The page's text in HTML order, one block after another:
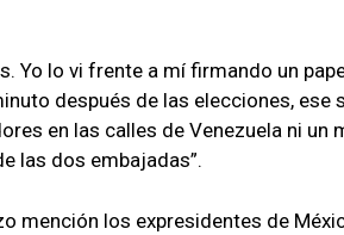
Yo lo vi frente a mí firmando un
después de las elecciones,
en las calles de Venezuela ni un
las dos embajadas”.
mención los expresidentes de